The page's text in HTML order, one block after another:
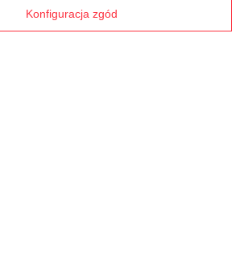
Konfiguracja zgód